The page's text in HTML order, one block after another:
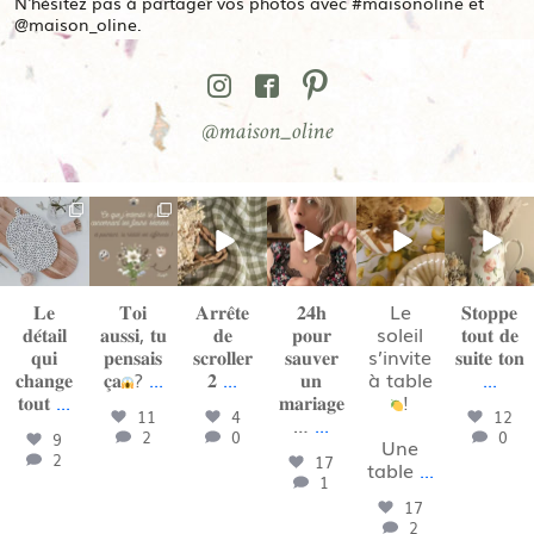
@maison_oline.
@maison_oline
maison_oline
Août 2
𝐋𝐞
𝐝𝐞́𝐭𝐚𝐢𝐥
𝐪𝐮𝐢
𝐜𝐡𝐚𝐧𝐠𝐞
𝐭𝐨𝐮𝐭 ...
9
2
maison_oline
Juil 31
𝐓𝐨𝐢
𝐚𝐮𝐬𝐬𝐢, 𝐭𝐮
𝐩𝐞𝐧𝐬𝐚𝐢𝐬
𝐜̧𝐚 ? ...
11
2
maison_oline
Juil 23
𝐀𝐫𝐫𝐞̂𝐭𝐞
𝐝𝐞
𝐬𝐜𝐫𝐨𝐥𝐥𝐞𝐫
𝟐 ...
4
0
maison_oline
Juil 22
𝟐𝟒𝐡
𝐩𝐨𝐮𝐫
𝐬𝐚𝐮𝐯𝐞𝐫
𝐮𝐧
𝐦𝐚𝐫𝐢𝐚𝐠𝐞
… ...
17
1
maison_oline
Juil 19
Le
soleil
s’invite
à table
!
Une
table ...
17
2
maison_oline
Juil 18
𝐒𝐭𝐨𝐩𝐩𝐞
𝐭𝐨𝐮𝐭 𝐝𝐞
𝐬𝐮𝐢𝐭𝐞 𝐭𝐨𝐧
...
12
0